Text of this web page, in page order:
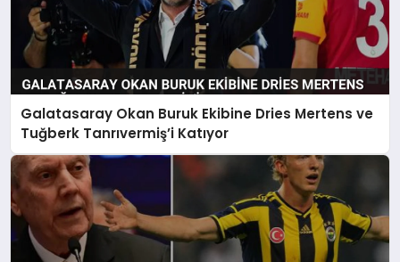
Galatasaray Okan Buruk Ekibine Dries Mertens ve
Tuğberk Tanrıvermiş’i Katıyor